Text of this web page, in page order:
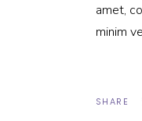
amet,
minim
SHARE